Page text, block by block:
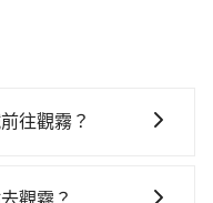
往觀霧？
，桃園-苗栗一天最